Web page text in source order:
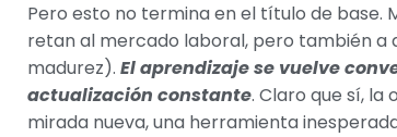
Pero esto no termina en el título de base.
retan al mercado laboral, pero también a
madurez). El aprendizaje se vuelve
actualización constante. Claro que sí, la
mirada nueva, una herramienta